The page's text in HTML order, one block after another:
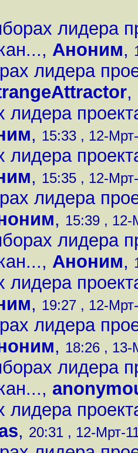
лидера
, Аноним,
лидера
,
, 15:33 , 12-
, 15:35 , 12-
лидера
, 15:39 , 12-
лидера
, Аноним,
, 19:27 , 12-
лидера
, 18:26 , 13-
лидера
,
, 20:31 , 12-Мрт-